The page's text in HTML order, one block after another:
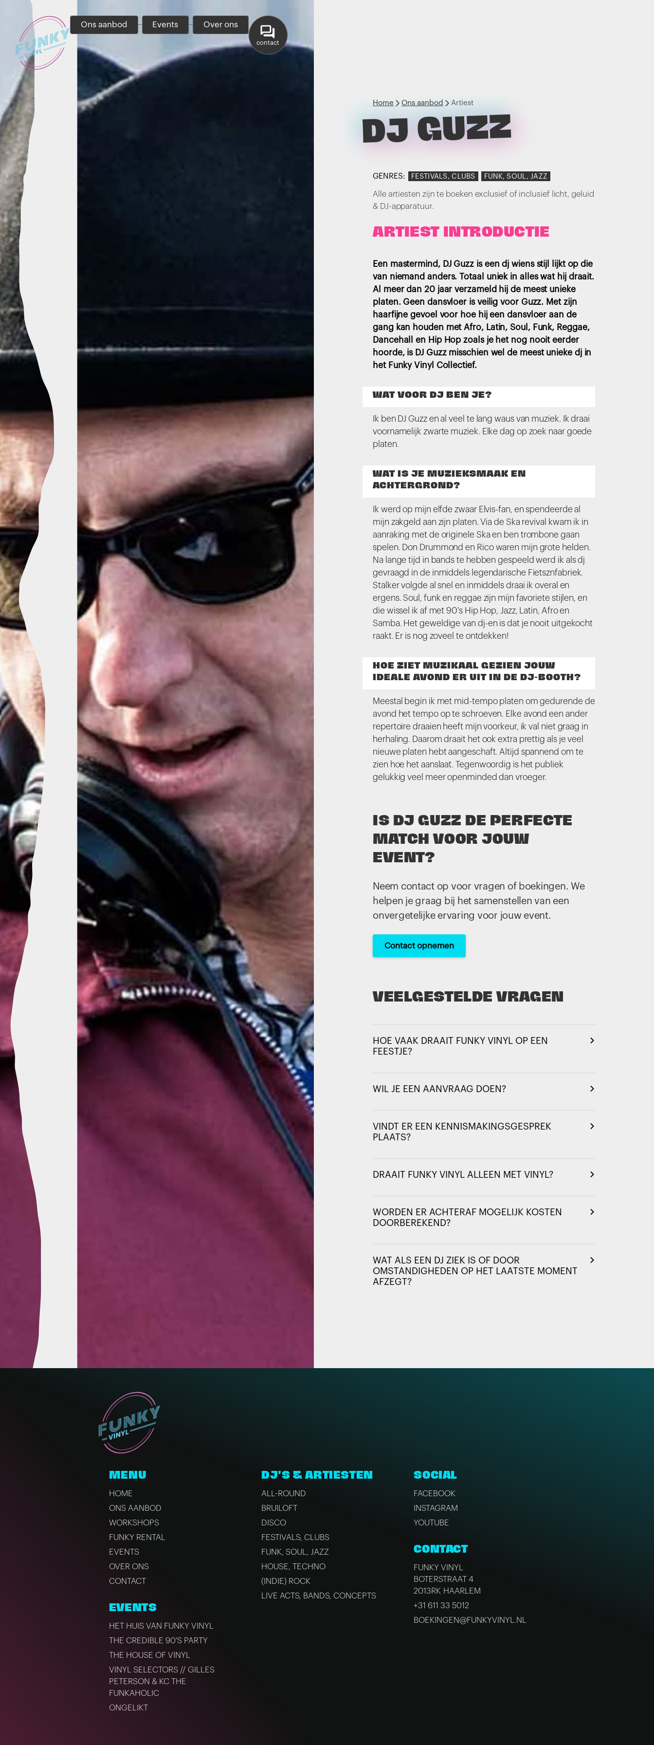
Ons aanbod Events Over ons
contact
Home Ons aanbod Artiest
DJ GUZZ
GENRES: FESTIVALS, CLUBS FUNK, SOUL, JAZZ
Alle artiesten zijn te boeken exclusief of inclusief licht, geluid
& DJ-apparatuur.
ARTIEST INTRODUCTIE
Een mastermind, DJ Guzz is een dj wiens stijl lijkt op die
van niemand anders. Totaal uniek in alles wat hij draait.
Al meer dan 20 jaar verzameld hij de meest unieke
platen. Geen dansvloer is veilig voor Guzz. Met zijn
haarfijne gevoel voor hoe hij een dansvloer aan de
gang kan houden met Afro, Latin, Soul, Funk, Reggae,
Dancehall en Hip Hop zoals je het nog nooit eerder
hoorde, is DJ Guzz misschien wel de meest unieke dj in
het Funky Vinyl Collectief.
WAT VOOR DJ BEN JE?
Ik ben DJ Guzz en al veel te lang waus van muziek. Ik draai
voornamelijk zwarte muziek. Elke dag op zoek naar goede
platen.
WAT IS JE MUZIEKSMAAK EN
ACHTERGROND?
Ik werd op mijn elfde zwaar Elvis-fan, en spendeerde al
mijn zakgeld aan zijn platen. Via de Ska revival kwam ik in
aanraking met de originele Ska en ben trombone gaan
spelen. Don Drummond en Rico waren mijn grote helden.
Na lange tijd in bands te hebben gespeeld werd ik als dj
gevraagd in de inmiddels legendarische Fietsznfabriek.
Stalker volgde al snel en inmiddels draai ik overal en
ergens. Soul, funk en reggae zijn mijn favoriete stijlen, en
die wissel ik af met 90's Hip Hop, Jazz, Latin, Afro en
Samba. Het geweldige van dj-en is dat je nooit uitgekocht
raakt. Er is nog zoveel te ontdekken!
HOE ZIET MUZIKAAL GEZIEN JOUW
IDEALE AVOND ER UIT IN DE DJ-BOOTH?
Meestal begin ik met mid-tempo platen om gedurende de
avond het tempo op te schroeven. Elke avond een ander
repertoire draaien heeft mijn voorkeur, ik val niet graag in
herhaling. Daarom draait het ook extra prettig als je veel
nieuwe platen hebt aangeschaft. Altijd spannend om te
zien hoe het aanslaat. Tegenwoordig is het publiek
gelukkig veel meer openminded dan vroeger.
IS DJ GUZZ DE PERFECTE
MATCH VOOR JOUW
EVENT?
Neem contact op voor vragen of boekingen. We
helpen je graag bij het samenstellen van een
onvergetelijke ervaring voor jouw event.
Contact opnemen
VEELGESTELDE VRAGEN
HOE VAAK DRAAIT FUNKY VINYL OP EEN
FEESTJE?
WIL JE EEN AANVRAAG DOEN?
VINDT ER EEN KENNISMAKINGSGESPREK
PLAATS?
DRAAIT FUNKY VINYL ALLEEN MET VINYL?
WORDEN ER ACHTERAF MOGELIJK KOSTEN
DOORBEREKEND?
WAT ALS EEN DJ ZIEK IS OF DOOR
OMSTANDIGHEDEN OP HET LAATSTE MOMENT
AFZEGT?
MENU
HOME
ONS AANBOD
WORKSHOPS
FUNKY RENTAL
EVENTS
OVER ONS
CONTACT
EVENTS
HET HUIS VAN FUNKY VINYL
THE CREDIBLE 90'S PARTY
THE HOUSE OF VINYL
VINYL SELECTORS // GILLES
PETERSON & KC THE
FUNKAHOLIC
ONGELIKT
DJ'S & ARTIESTEN
ALL-ROUND
BRUILOFT
DISCO
FESTIVALS, CLUBS
FUNK, SOUL, JAZZ
HOUSE, TECHNO
(INDIE) ROCK
LIVE ACTS, BANDS, CONCEPTS
SOCIAL
FACEBOOK
INSTAGRAM
YOUTUBE
CONTACT
FUNKY VINYL
BOTERSTRAAT 4
2013RK HAARLEM
+31 611 33 5012
BOEKINGEN@FUNKYVINYL.NL